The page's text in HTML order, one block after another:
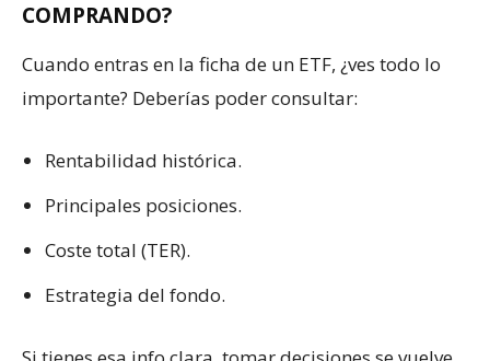
COMPRANDO?
Cuando entras en la ficha de un ETF, ¿ves todo lo
importante? Deberías poder consultar:
Rentabilidad histórica.
Principales posiciones.
Coste total (TER).
Estrategia del fondo.